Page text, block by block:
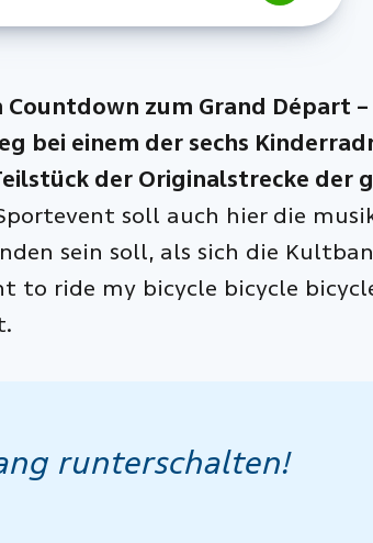
zum Grand Départ –
bei einem der sechs
der Originalstrecke
soll auch hier die
sein soll, als sich die
to ride my bicycle bicycle
runterschalten!